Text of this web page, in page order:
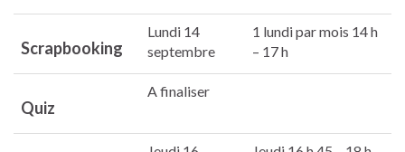
Scrapbooking
Lundi 14
septembre
1 lundi par mois 14 h
– 17 h
Quiz
A finaliser